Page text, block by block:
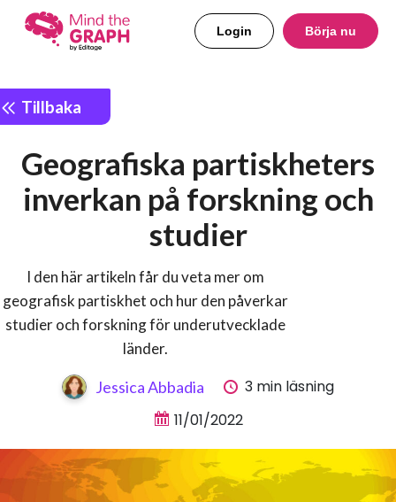
Login Börja nu
Tillbaka
Geografiska partiskheters
inverkan på forskning och
studier
I den här artikeln får du veta mer om
geografisk partiskhet och hur den påverkar
studier och forskning för underutvecklade
länder.
Jessica Abbadia
3 min läsning
11/01/2022